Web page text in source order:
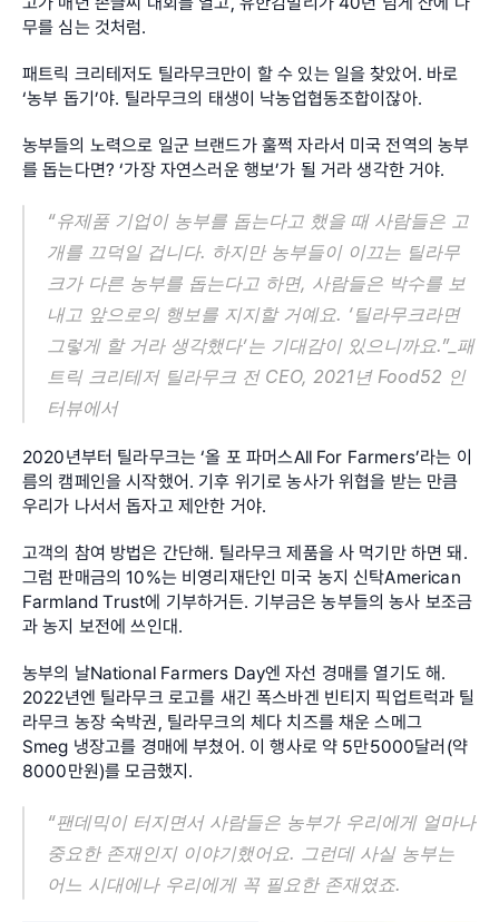
무를 심는 것처럼.
패트릭 크리테저도 틸라무크만이 할 수 있는 일을 찾았어. 바로
‘농부 돕기’야. 틸라무크의 태생이 낙농업협동조합이잖아.
농부들의 노력으로 일군 브랜드가 훌쩍 자라서 미국 전역의 농부
를 돕는다면? ‘가장 자연스러운 행보’가 될 거라 생각한 거야.
“유제품 기업이 농부를 돕는다고 했을 때 사람들은 고
개를 끄덕일 겁니다. 하지만 농부들이 이끄는 틸라무
크가 다른 농부를 돕는다고 하면, 사람들은 박수를 보
내고 앞으로의 행보를 지지할 거예요. ‘틸라무크라면
그렇게 할 거라 생각했다’는 기대감이 있으니까요.”_패
트릭 크리테저 틸라무크 전 CEO, 2021년 Food52 인
터뷰에서
2020년부터 틸라무크는 ‘올 포 파머스All For Farmers’라는 이
름의 캠페인을 시작했어. 기후 위기로 농사가 위협을 받는 만큼
우리가 나서서 돕자고 제안한 거야.
고객의 참여 방법은 간단해. 틸라무크 제품을 사 먹기만 하면 돼.
그럼 판매금의 10%는 비영리재단인 미국 농지 신탁American
Farmland Trust에 기부하거든. 기부금은 농부들의 농사 보조금
과 농지 보전에 쓰인대.
농부의 날National Farmers Day엔 자선 경매를 열기도 해.
2022년엔 틸라무크 로고를 새긴 폭스바겐 빈티지 픽업트럭과 틸
라무크 농장 숙박권, 틸라무크의 체다 치즈를 채운 스메그
Smeg 냉장고를 경매에 부쳤어. 이 행사로 약 5만5000달러(약
8000만원)를 모금했지.
“팬데믹이 터지면서 사람들은 농부가 우리에게 얼마나
중요한 존재인지 이야기했어요. 그런데 사실 농부는
어느 시대에나 우리에게 꼭 필요한 존재였죠.